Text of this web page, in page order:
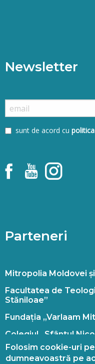
Newsletter
sunt de acord cu
Parteneri
Mitropolia Moldovei
Facultatea de
Stăniloae”
Fundația „Varlaam
Colegiul „Sfântul
Doxologia
Folosim cookie-uri
dumneavoastră pe